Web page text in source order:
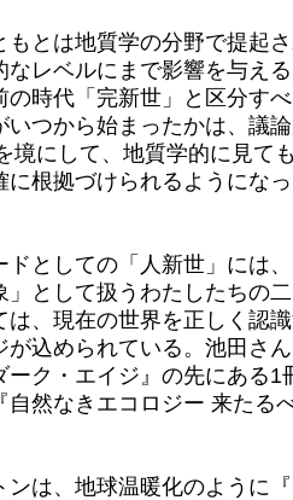
もとは地質学の分野で提起
なレベルにまで影響を与え
の時代「完新世」と区分す
いつから始まったかは、議
境にして、地質学的に見て
に根拠づけられるようにな
ドとしての「人新世」には
」として扱うわたしたちの
は、現在の世界を正しく認
が込められている。池田さ
ーク・エイジ』の先にある1
自然なきエコロジー 来たる
ンは、地球温暖化のように